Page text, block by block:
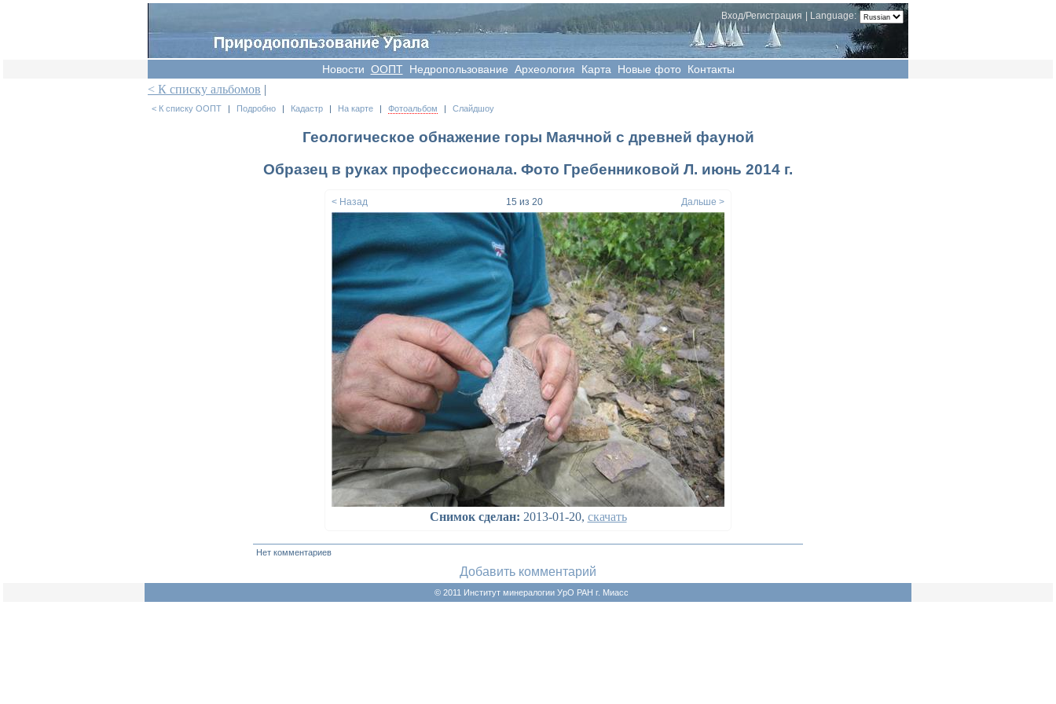
Language:
Вход/Регистрация
Новости OOПT Недропользование Археология Карта Новые фото Контакты
< К списку альбомов |
< К списку ООПТ | Подробно | Кадастр | На карте | Фотоальбом | Слайдшоу
Геологическое обнажение горы Маячной с древней фауной
Образец в руках профессионала. Фото Гребенниковой Л. июнь 2014 г.
< Назад 15 из 20 Дальше >
Снимок сделан: 2013-01-20, скачать
Нет комментариев
Добавить комментарий
© 2011 Институт минералогии УрО РАН г. Миасс